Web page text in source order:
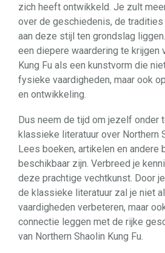
zich heeft ontwikkeld. Je zult
over de geschiedenis, de
aan deze stijl ten grondslag
een diepere waardering te krijgen
Kung Fu als een kunstvorm die
fysieke vaardigheden, maar ook
en ontwikkeling.
Dus neem de tijd om jezelf onder
klassieke literatuur over Northern
Lees boeken, artikelen en andere
beschikbaar zijn. Verbreed je
deze prachtige vechtkunst. Door
de klassieke literatuur zal je niet
vaardigheden verbeteren, maar
connectie leggen met de rijke
van Northern Shaolin Kung Fu.